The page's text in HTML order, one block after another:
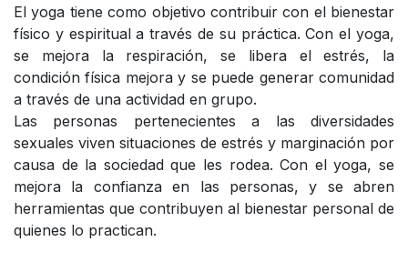
El yoga tiene como objetivo contribuir con el bienestar
físico y espiritual a través de su práctica. Con el yoga,
se mejora la respiración, se libera el estrés, la
condición física mejora y se puede generar comunidad
a través de una actividad en grupo.
Las personas pertenecientes a las diversidades
sexuales viven situaciones de estrés y marginación por
causa de la sociedad que les rodea. Con el yoga, se
mejora la confianza en las personas, y se abren
herramientas que contribuyen al bienestar personal de
quienes lo practican.